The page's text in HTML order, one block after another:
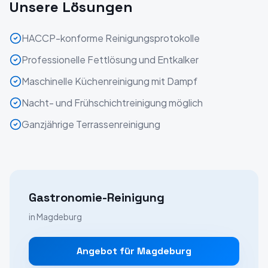
Unsere Lösungen
HACCP-konforme Reinigungsprotokolle
Professionelle Fettlösung und Entkalker
Maschinelle Küchenreinigung mit Dampf
Nacht- und Frühschichtreinigung möglich
Ganzjährige Terrassenreinigung
Gastronomie-Reinigung
in Magdeburg
Angebot für Magdeburg